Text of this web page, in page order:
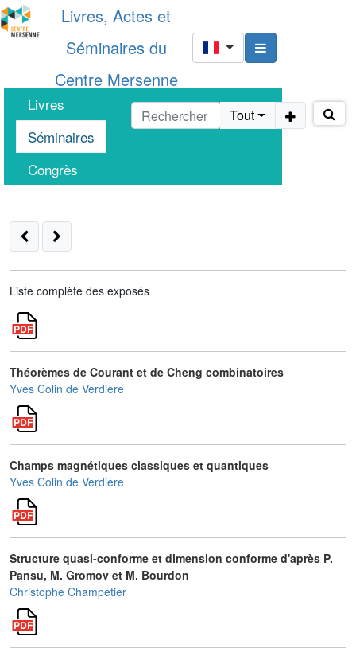
Livres, Actes et
Séminaires du
Centre Mersenne
Livres
Séminaires
Congrès
Tout
Liste complète des exposés
Théorèmes de Courant et de Cheng combinatoires
Yves Colin de Verdière
Champs magnétiques classiques et quantiques
Yves Colin de Verdière
Structure quasi-conforme et dimension conforme d'après P.
Pansu, M. Gromov et M. Bourdon
Christophe Champetier